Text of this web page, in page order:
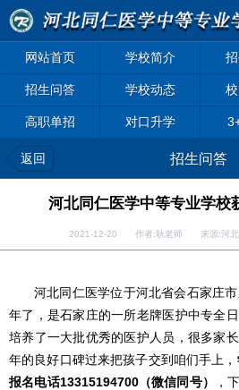
网站首页 学校简介
招生问答 学校动态
高职单招 对口升学
返回 招生问答
河北同仁医学中等专业学校
2021-12-20 作者:耿老师 来源:河北
河北同仁医学位于河北省会石家庄
年了，是石家庄的一所老牌医护中专全
培养了一大批优秀的医护人员，很多家
年的良好口碑过来把孩子交到咱们手上，
报名电话13315194700（微信同号）
，